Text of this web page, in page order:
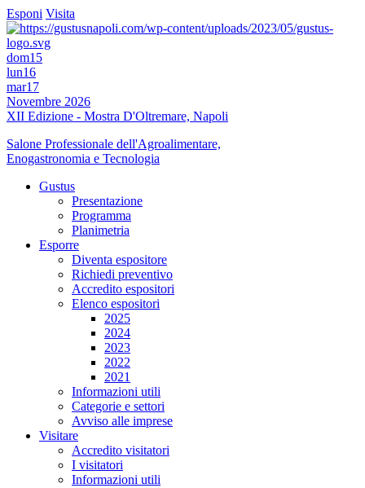
Esponi Visita
dom15
lun16
mar17
Novembre 2026
XII Edizione - Mostra D'Oltremare, Napoli
Salone Professionale dell'Agroalimentare,
Enogastronomia e Tecnologia
Gustus
Presentazione
Programma
Planimetria
Esporre
Diventa espositore
Richiedi preventivo
Accredito espositori
Elenco espositori
2025
2024
2023
2022
2021
Informazioni utili
Categorie e settori
Avviso alle imprese
Visitare
Accredito visitatori
I visitatori
Informazioni utili